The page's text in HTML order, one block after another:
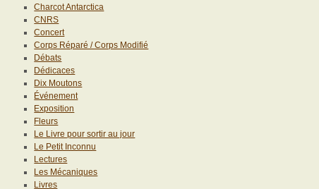
Charcot Antarctica
CNRS
Concert
Corps Réparé / Corps Modifié
Débats
Dédicaces
Dix Moutons
Événement
Exposition
Fleurs
Le Livre pour sortir au jour
Le Petit Inconnu
Lectures
Les Mécaniques
Livres